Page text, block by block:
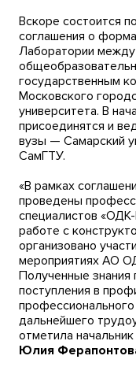
Вскоре состоится
соглашения о
Лаборатории
государственным
Московского
университета. В
присоединятся и
вузы — Самарский
СамГТУ.
«В рамках
проведены
специалистов
работе с
организовано
мероприятиях АО
Полученные
поступления в
дальнейшего
отметила
Юлия